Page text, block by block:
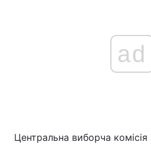
ad
Центральна виборча комісія